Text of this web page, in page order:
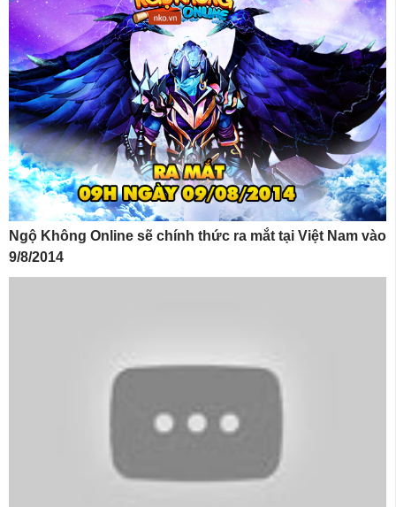
Ngộ Không Online sẽ chính thức ra mắt tại Việt Nam vào
9/8/2014